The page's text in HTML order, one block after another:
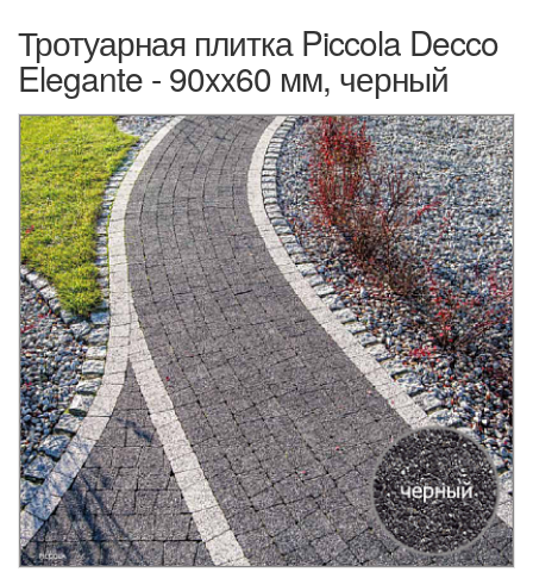
Тротуарная плитка Piccola Decco
Elegante - 90xx60 мм, черный